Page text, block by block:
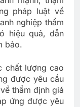
pháp luật về
nghiệp thẩm
hiệu quả, dẫn
bảo.
chất lượng cao
được yêu cầu
thẩm định giá
ứng được yêu